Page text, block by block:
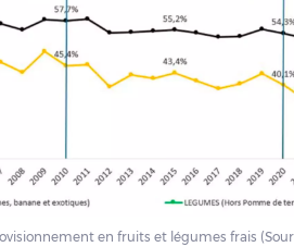
en fruits et légumes frais